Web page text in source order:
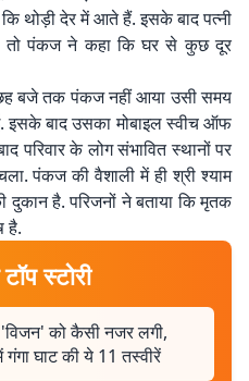
थोड़ी देर में आते हैं. इसके बाद पत्नी
तो पंकज ने कहा कि घर से कुछ दूर
बजे तक पंकज नहीं आया उसी समय
इसके बाद उसका मोबाइल स्वीच ऑफ
परिवार के लोग संभावित स्थानों पर
पंकज की वैशाली में ही श्री श्याम
दुकान है. परिजनों ने बताया कि मृतक
है.
स्टोरी
को कैसी नजर लगी,
घाट की ये 11 तस्वीरें